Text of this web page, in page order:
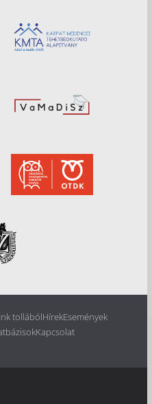
tollábólHírekEsemények
Kapcsolat